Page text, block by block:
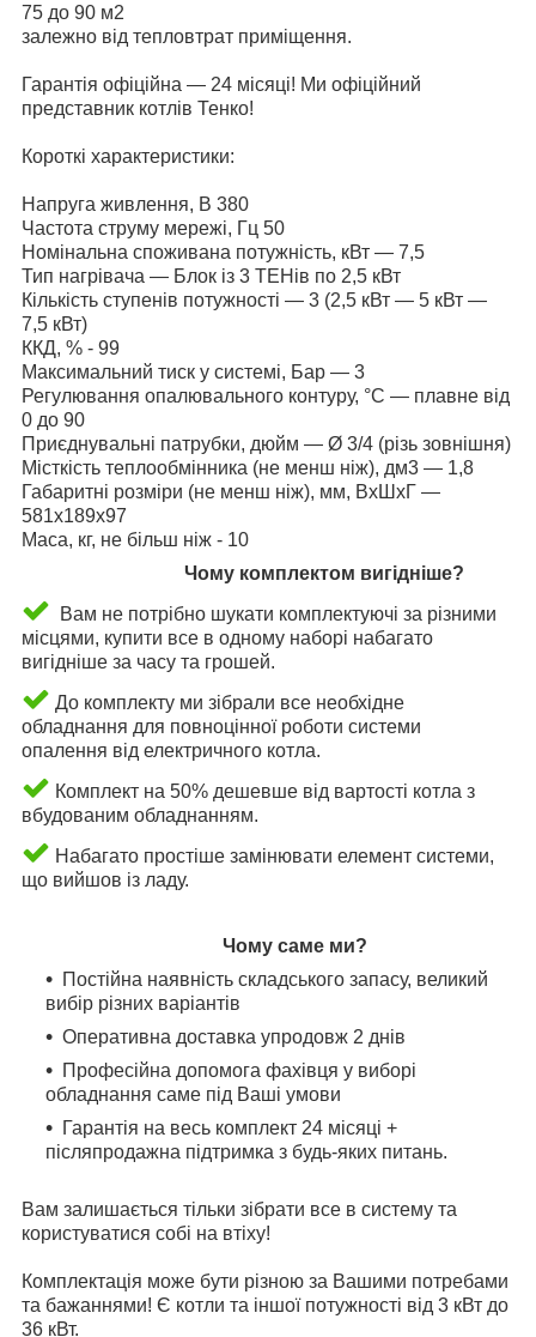
75 до 90 м2
залежно від тепловтрат приміщення.
Гарантія офіційна — 24 місяці! Ми офіційний
представник котлів Тенко!
Короткі характеристики:
Напруга живлення, В 380
Частота струму мережі, Гц 50
Номінальна споживана потужність, кВт — 7,5
Тип нагрівача — Блок із 3 ТЕНів по 2,5 кВт
Кількість ступенів потужності — 3 (2,5 кВт — 5 кВт —
7,5 кВт)
ККД, % - 99
Максимальний тиск у системі, Бар — 3
Регулювання опалювального контуру, °C — плавне від
0 до 90
Приєднувальні патрубки, дюйм — Ø 3/4 (різь зовнішня)
Місткість теплообмінника (не менш ніж), дм3 — 1,8
Габаритні розміри (не менш ніж), мм, ВхШхГ —
581х189х97
Маса, кг, не більш ніж - 10
Чому комплектом вигідніше?
Вам не потрібно шукати комплектуючі за різними
місцями, купити все в одному наборі набагато
вигідніше за часу та грошей.
До комплекту ми зібрали все необхідне
обладнання для повноцінної роботи системи
опалення від електричного котла.
Комплект на 50% дешевше від вартості котла з
вбудованим обладнанням.
Набагато простіше замінювати елемент системи,
що вийшов із ладу.
Чому саме ми?
Постійна наявність складського запасу, великий
вибір різних варіантів
Оперативна доставка упродовж 2 днів
Професійна допомога фахівця у виборі
обладнання саме під Ваші умови
Гарантія на весь комплект 24 місяці +
післяпродажна підтримка з будь-яких питань.
Вам залишається тільки зібрати все в систему та
користуватися собі на втіху!
Комплектація може бути різною за Вашими потребами
та бажаннями! Є котли та іншої потужності від 3 кВт до
36 кВт.